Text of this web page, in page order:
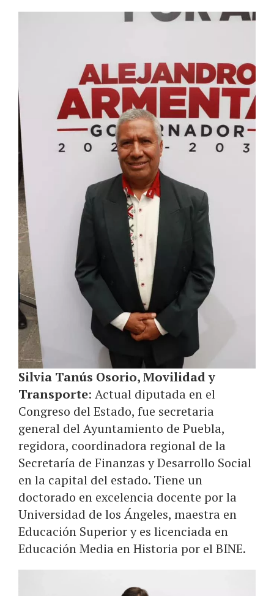
Silvia Tanús Osorio, Movilidad y
Transporte: Actual diputada en el
Congreso del Estado, fue secretaria
general del Ayuntamiento de Puebla,
regidora, coordinadora regional de la
Secretaría de Finanzas y Desarrollo Social
en la capital del estado. Tiene un
doctorado en excelencia docente por la
Universidad de los Ángeles, maestra en
Educación Superior y es licenciada en
Educación Media en Historia por el BINE.